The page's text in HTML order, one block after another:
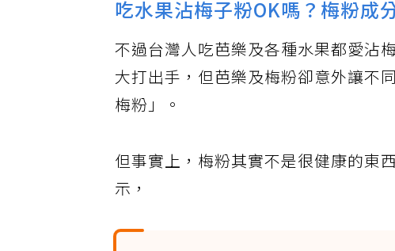
吃水果沾梅子粉OK嗎？梅粉成
不過台灣人吃芭樂及各種水果都愛
大打出手，但芭樂及梅粉卻意外讓不
梅粉」。
但事實上，梅粉其實不是很健康的東
示，